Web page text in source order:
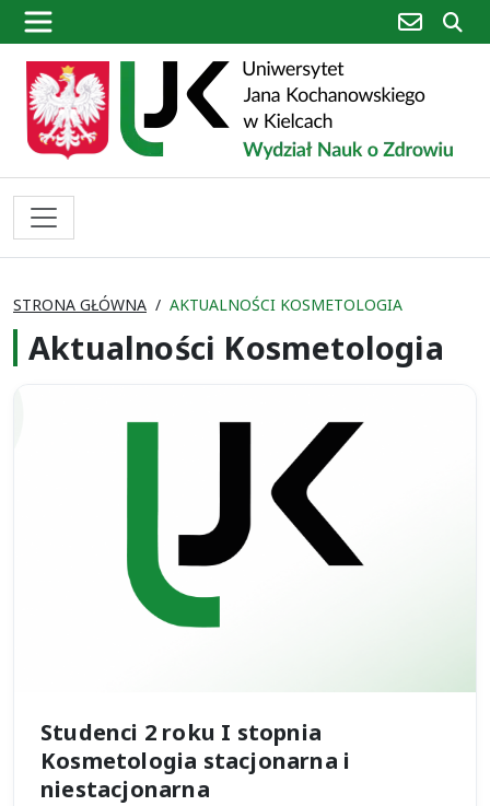
poczta
STRONA GŁÓWNA AKTUALNOŚCI KOSMETOLOGIA
Aktualności Kosmetologia
Studenci 2 roku I stopnia
Kosmetologia stacjonarna i
niestacjonarna